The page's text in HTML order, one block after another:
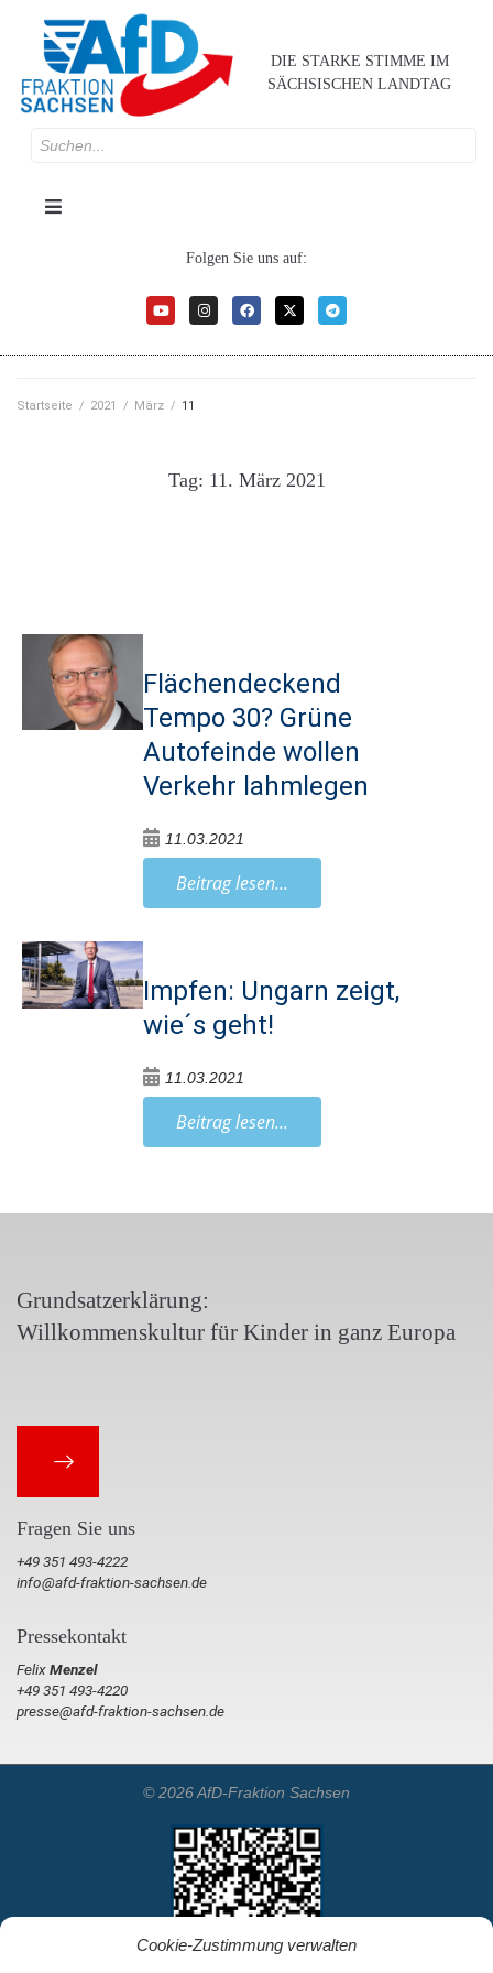
Cookie-Zustimmung verwalten
DIE STARKE STIMME IM
SÄCHSISCHEN LANDTAG
Folgen Sie uns auf:
Startseite / 2021 / März / 11
Tag: 11. März 2021
Flächendeckend
Tempo 30? Grüne
Autofeinde wollen
Verkehr lahmlegen
11.03.2021
Beitrag lesen...
Impfen: Ungarn zeigt,
wie´s geht!
11.03.2021
Beitrag lesen...
Grundsatzerklärung:
Willkommenskultur für Kinder in ganz Europa
Fragen Sie uns
+49 351 493-4222
info@afd-fraktion-sachsen.de
Pressekontakt
FelixMenzel
+49 351 493-4220
presse@afd-fraktion-sachsen.de
© 2026 AfD-Fraktion Sachsen